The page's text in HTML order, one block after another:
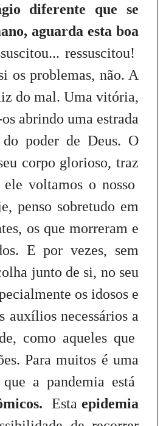
diferente que se
aguarda esta boa
ressuscitou!
os problemas, não. A
do mal. Uma vitória,
abrindo uma estrada
poder de Deus. O
corpo glorioso, traz
ele voltamos o nosso
penso sobretudo em
os que morreram e
E por vezes, sem
junto de si, no seu
os idosos e
auxílios necessários a
como aqueles que
Para muitos é uma
a pandemia está
Esta epidemia